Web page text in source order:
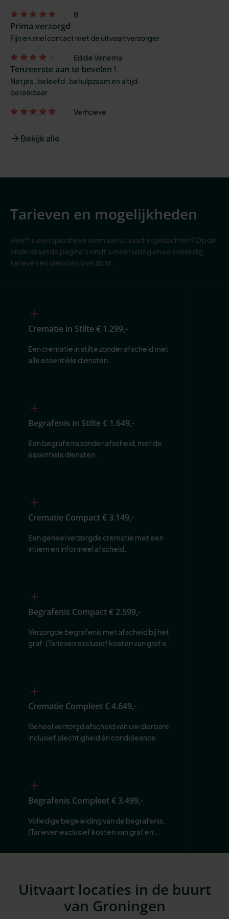
B
Prima verzorgd
Fijn en snel contact met de uitvaartverzorger.
Eddie Venema
Tenzeerste aan te bevelen !
Netjes , beleefd , behulpzaam en altijd
bereikbaar
Verhoeve
Bekijk alle
Tarieven en mogelijkheden
Heeft u een specifieke vorm van uitvaart in gedachten? Op de
onderstaande pagina's vindt u meer uitleg en een volledig
tarieven en diensten overzicht.
Crematie in Stilte€ 1.299,-
Een crematie in stilte zonder afscheid met
alle essentiële diensten.
Begrafenis in Stilte€ 1.649,-
Een begrafenis zonder afscheid, met de
essentiële diensten.
Crematie Compact€ 3.149,-
Een geheel verzorgde crematie met een
intiem en informeel afscheid.
Begrafenis Compact€ 2.599,-
Verzorgde begrafenis met afscheid bij het
graf. (Tarieven exclusief kosten van graf en
Crematie Compleet€ 4.649,-
Geheel verzorgd afscheid van uw dierbare
inclusief plechtigheid én condoleance.
Begrafenis Compleet€ 3.499,-
Volledige begeleiding van de begrafenis.
(Tarieven exclusief kosten van graf en
Uitvaart locaties in de buurt
van Groningen